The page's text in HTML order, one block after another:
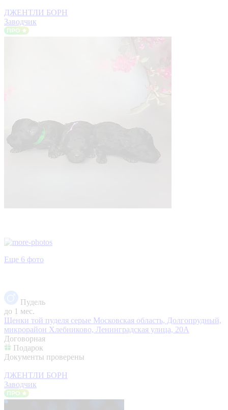
ДЖЕНТЛИ БОРН
Заводчик
Еще 6 фото
Пудель
до 1 мес.
Щенки той пуделя серые Московская область, Долгопрудный,
микрорайон Хлебниково, Ленинградская улица, 20А
Договорная
Подарок
Документы проверены
ДЖЕНТЛИ БОРН
Заводчик